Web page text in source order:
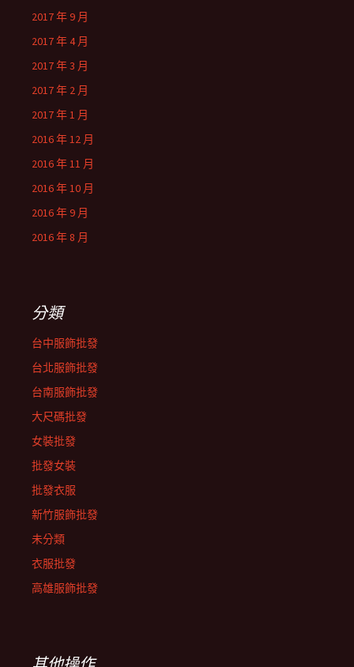
2017 年 9 月
2017 年 4 月
2017 年 3 月
2017 年 2 月
2017 年 1 月
2016 年 12 月
2016 年 11 月
2016 年 10 月
2016 年 9 月
2016 年 8 月
分類
台中服飾批發
台北服飾批發
台南服飾批發
大尺碼批發
女裝批發
批發女裝
批發衣服
新竹服飾批發
未分類
衣服批發
高雄服飾批發